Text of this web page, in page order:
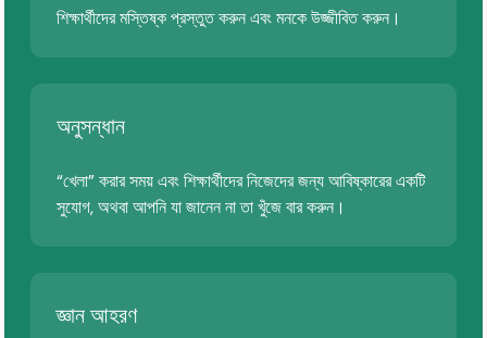
শিক্ষার্থীদের মস্তিষ্ক প্রস্তুত করুন এবং মনকে উজ্জীবিত করুন।
অনুসন্ধান
“খেলা” করার সময় এবং শিক্ষার্থীদের নিজেদের জন্য আবিষ্কারের একটি
সুযোগ, অথবা আপনি যা জানেন না তা খুঁজে বার করুন।
জ্ঞান আহরণ